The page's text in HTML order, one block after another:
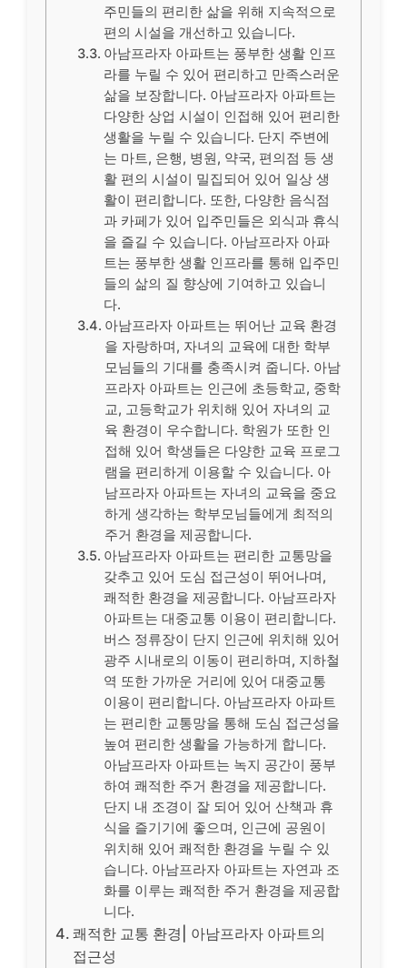
주민들의 편리한 삶을 위해 지속적으로
편의 시설을 개선하고 있습니다.
아남프라자 아파트는 풍부한 생활 인프
라를 누릴 수 있어 편리하고 만족스러운
삶을 보장합니다. 아남프라자 아파트는
다양한 상업 시설이 인접해 있어 편리한
생활을 누릴 수 있습니다. 단지 주변에
는 마트, 은행, 병원, 약국, 편의점 등 생
활 편의 시설이 밀집되어 있어 일상 생
활이 편리합니다. 또한, 다양한 음식점
과 카페가 있어 입주민들은 외식과 휴식
을 즐길 수 있습니다. 아남프라자 아파
트는 풍부한 생활 인프라를 통해 입주민
들의 삶의 질 향상에 기여하고 있습니
다.
아남프라자 아파트는 뛰어난 교육 환경
을 자랑하며, 자녀의 교육에 대한 학부
모님들의 기대를 충족시켜 줍니다. 아남
프라자 아파트는 인근에 초등학교, 중학
교, 고등학교가 위치해 있어 자녀의 교
육 환경이 우수합니다. 학원가 또한 인
접해 있어 학생들은 다양한 교육 프로그
램을 편리하게 이용할 수 있습니다. 아
남프라자 아파트는 자녀의 교육을 중요
하게 생각하는 학부모님들에게 최적의
주거 환경을 제공합니다.
아남프라자 아파트는 편리한 교통망을
갖추고 있어 도심 접근성이 뛰어나며,
쾌적한 환경을 제공합니다. 아남프라자
아파트는 대중교통 이용이 편리합니다.
버스 정류장이 단지 인근에 위치해 있어
광주 시내로의 이동이 편리하며, 지하철
역 또한 가까운 거리에 있어 대중교통
이용이 편리합니다. 아남프라자 아파트
는 편리한 교통망을 통해 도심 접근성을
높여 편리한 생활을 가능하게 합니다.
아남프라자 아파트는 녹지 공간이 풍부
하여 쾌적한 주거 환경을 제공합니다.
단지 내 조경이 잘 되어 있어 산책과 휴
식을 즐기기에 좋으며, 인근에 공원이
위치해 있어 쾌적한 환경을 누릴 수 있
습니다. 아남프라자 아파트는 자연과 조
화를 이루는 쾌적한 주거 환경을 제공합
니다.
쾌적한 교통 환경| 아남프라자 아파트의
접근성